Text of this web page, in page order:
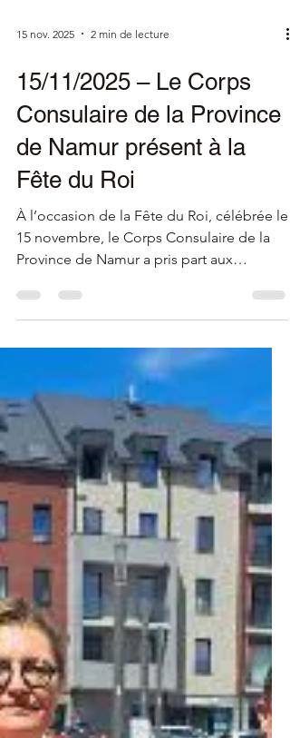
15 nov. 2025 2 min de lecture
15/11/2025 – Le Corps
Consulaire de la Province
de Namur présent à la
Fête du Roi
À l’occasion de la Fête du Roi, célébrée le
15 novembre, le Corps Consulaire de la
Province de Namur a pris part aux
cérémonies officielles organisées à
Namur, aux côtés des autorités civiles et
militaires, dans un esprit de tradition, de
recueillement et de cohésion nationale.